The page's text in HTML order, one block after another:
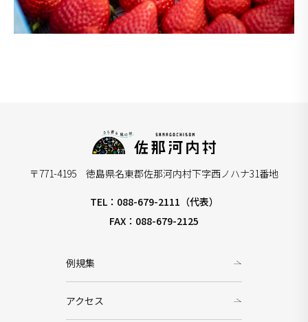
〒771-4195 徳島県名東郡佐那河内村下字西ノハナ31番地
TEL：088-679-2111（代表）
FAX：088-679-2125
例規集
アクセス